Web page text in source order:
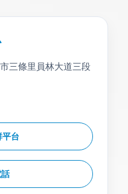
三條里員林大道三段
平台